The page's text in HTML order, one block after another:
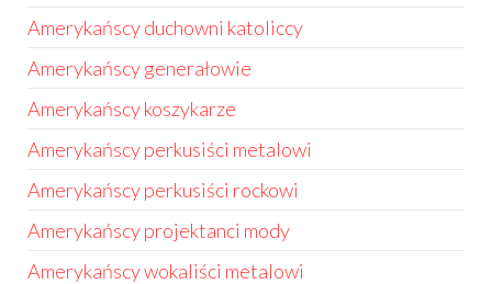
Amerykańscy duchowni katoliccy
Amerykańscy generałowie
Amerykańscy koszykarze
Amerykańscy perkusiści metalowi
Amerykańscy perkusiści rockowi
Amerykańscy projektanci mody
Amerykańscy wokaliści metalowi